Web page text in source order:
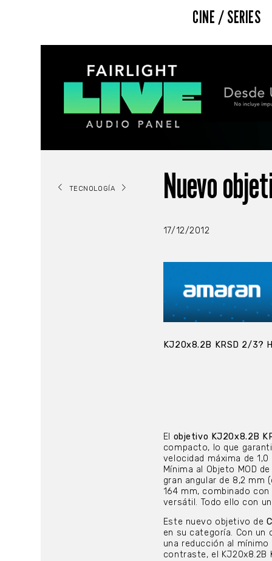
CINE / SERIES
TECNOLOGÍA Nuevo
17/12/2012
KJ20x8.2B KRSD 2/3?
El objetivo KJ20x8.2B
compacto, lo que
velocidad máxima de
Mínima al Objeto MOD
gran angular de 8,2 mm
164 mm, combinado
versátil. Todo ello con
Este nuevo objetivo de
en su categoría. Con un
una reducción al
contraste, el KJ20x8.2B